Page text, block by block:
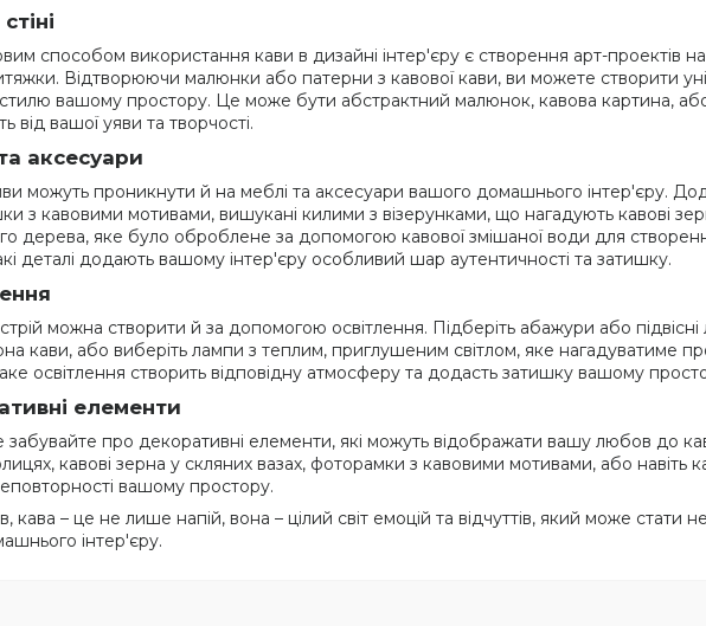
способом використання кави в дизайні інтер'єру є створення арт-проектів
Відтворюючи малюнки або патерни з кавової кави, ви можете створити
вашому простору. Це може бути абстрактний малюнок, кавова картина,
від вашої уяви та творчості.
аксесуари
можуть проникнути й на меблі та аксесуари вашого домашнього інтер'єру.
з кавовими мотивами, вишукані килими з візерунками, що нагадують кавові
дерева, яке було оброблене за допомогою кавової змішаної води для
деталі додають вашому інтер'єру особливий шар аутентичності та затишку.
можна створити й за допомогою освітлення. Підберіть абажури або
кави, або виберіть лампи з теплим, приглушеним світлом, яке нагадуватиме
освітлення створить відповідну атмосферу та додасть затишку вашому
елементи
забувайте про декоративні елементи, які можуть відображати вашу любов до
кавові зерна у скляних вазах, фоторамки з кавовими мотивами, або навіть
вашому простору.
кава – це не лише напій, вона – цілий світ емоцій та відчуттів, який може стати
інтер'єру.